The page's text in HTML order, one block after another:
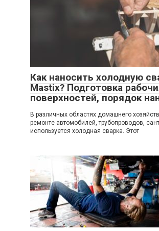
Как наносить холодную
Mastix? Подготовка
поверхностей, порядок
В различных областях домашнего
ремонте автомобилей, трубопроводов,
используется холодная сварка. Этот